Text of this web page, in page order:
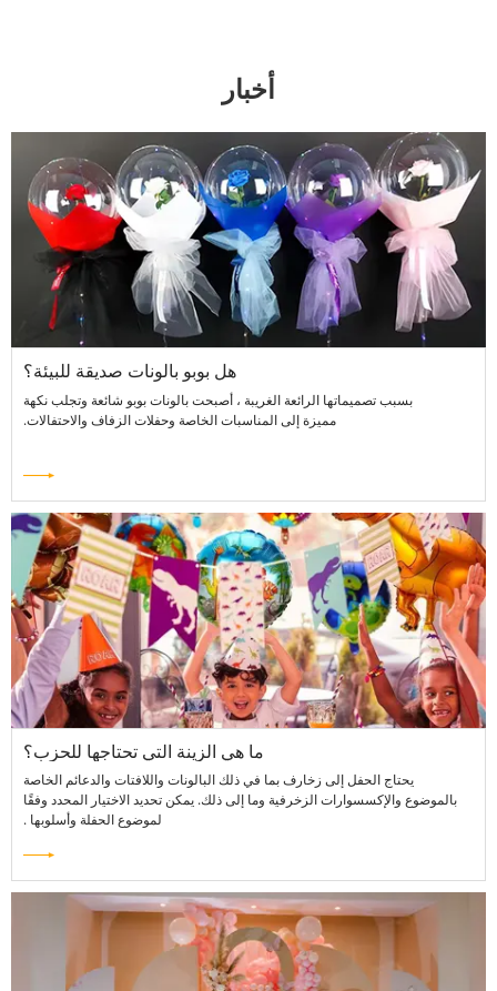
أخبار
هل بوبو بالونات صديقة للبيئة؟
بسبب تصميماتها الرائعة الغريبة ، أصبحت بالونات بوبو شائعة وتجلب نكهة
مميزة إلى المناسبات الخاصة وحفلات الزفاف والاحتفالات.
ما هي الزينة التي تحتاجها للحزب؟
‌ يحتاج الحفل إلى زخارف بما في ذلك البالونات واللافتات والدعائم الخاصة
بالموضوع والإكسسوارات الزخرفية وما إلى ذلك. يمكن تحديد الاختيار المحدد وفقًا
لموضوع الحفلة وأسلوبها ‌.